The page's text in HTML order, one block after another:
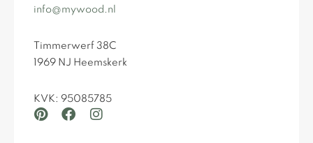
info@mywood.nl
Timmerwerf 38C
1969 NJ Heemskerk
KVK: 95085785